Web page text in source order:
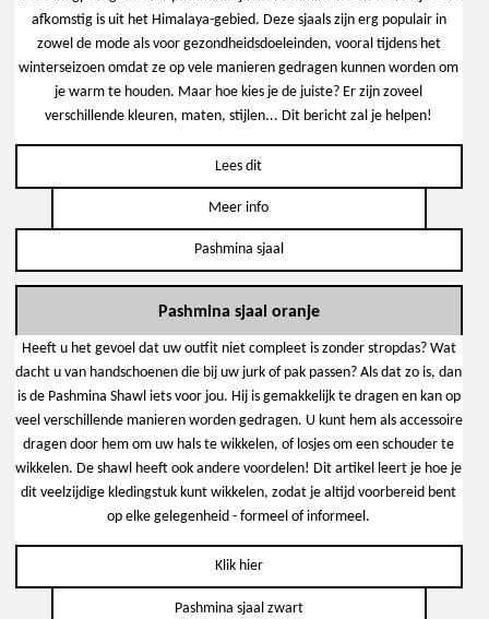
afkomstig is uit het Himalaya-gebied. Deze sjaals zijn erg populair in
zowel de mode als voor gezondheidsdoeleinden, vooral tijdens het
winterseizoen omdat ze op vele manieren gedragen kunnen worden om
je warm te houden. Maar hoe kies je de juiste? Er zijn zoveel
verschillende kleuren, maten, stijlen... Dit bericht zal je helpen!
Lees dit
Meer info
Pashmina sjaal
Pashmina sjaal oranje
Heeft u het gevoel dat uw outfit niet compleet is zonder stropdas? Wat
dacht u van handschoenen die bij uw jurk of pak passen? Als dat zo is, dan
is de Pashmina Shawl iets voor jou. Hij is gemakkelijk te dragen en kan op
veel verschillende manieren worden gedragen. U kunt hem als accessoire
dragen door hem om uw hals te wikkelen, of losjes om een schouder te
wikkelen. De shawl heeft ook andere voordelen! Dit artikel leert je hoe je
dit veelzijdige kledingstuk kunt wikkelen, zodat je altijd voorbereid bent
op elke gelegenheid - formeel of informeel.
Klik hier
Pashmina sjaal zwart